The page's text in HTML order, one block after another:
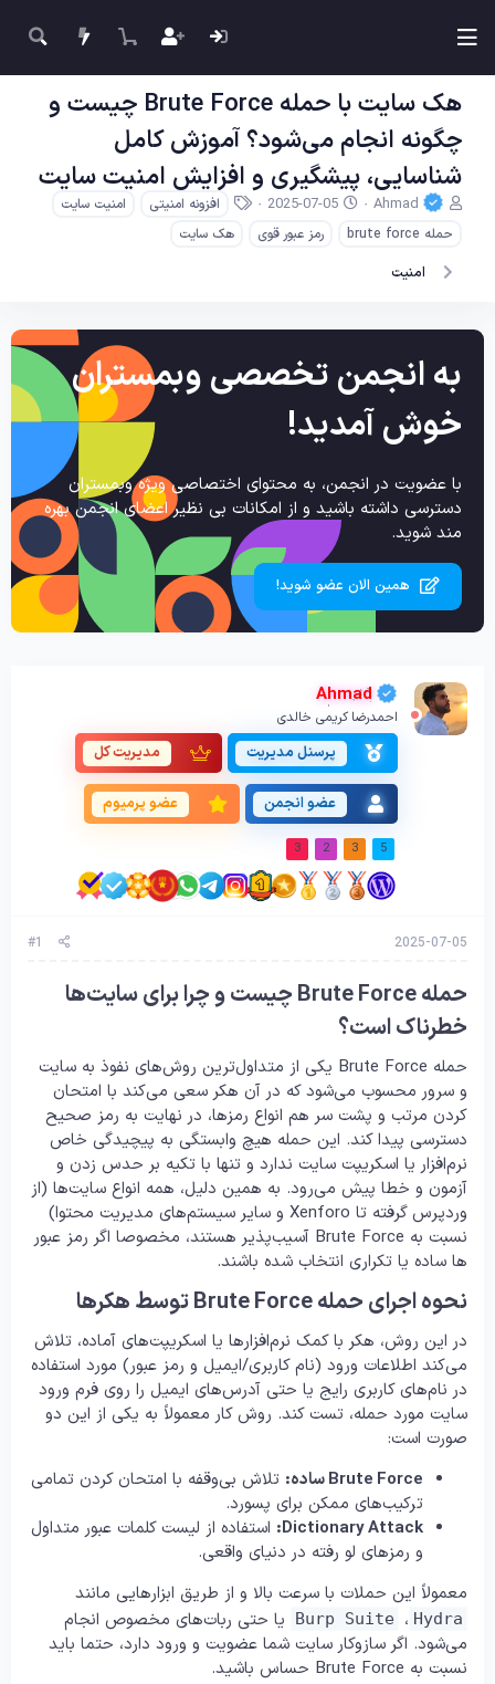
هک سایت با حمله Brute Force چیست و
چگونه انجام می‌شود؟ آموزش کامل
شناسایی، پیشگیری و افزایش امنیت سایت
ن
ی
س
ن
ه
و
ض
ع
Ahmad
ت
ر
2025-07-05
چ
ا
افزونه امنیتی
امنیت سایت
حمله brute force
رمز عبور قوی هک سایت
امنیت
به انجمن تخصصی وبمستران
خوش آمدید!
با عضویت در انجمن، به محتوای اختصاصی ویژه وبمستران
دسترسی داشته باشید و از امکانات بی نظیر اعضای انجمن بهره
مند شوید.
همین الان عضو شوید!
Ahmad
احمدرضا کریمی خالدی
پرسنل مدیریت مدیریت کل
عضو انجمن عضو پرمیوم
5
3
2
3
2025-07-05
#1
حمله Brute Force چیست و چرا برای سایت‌ها
خطرناک است؟
حمله Brute Force یکی از متداول‌ترین روش‌های نفوذ به سایت
و سرور محسوب می‌شود که در آن هکر سعی می‌کند با امتحان
کردن مرتب و پشت سر هم انواع رمزها، در نهایت به رمز صحیح
دسترسی پیدا کند. این حمله هیچ وابستگی به پیچیدگی خاص
نرم‌افزار یا اسکریپت سایت ندارد و تنها با تکیه بر حدس زدن و
آزمون و خطا پیش می‌رود. به همین دلیل، همه انواع سایت‌ها (از
وردپرس گرفته تا Xenforo و سایر سیستم‌های مدیریت محتوا)
نسبت به Brute Force آسیب‌پذیر هستند، مخصوصا اگر رمز عبور
ها ساده یا تکراری انتخاب شده باشند.
نحوه اجرای حمله Brute Force توسط هکرها
در این روش، هکر با کمک نرم‌افزارها یا اسکریپت‌های آماده، تلاش
می‌کند اطلاعات ورود (نام کاربری/ایمیل و رمز عبور) مورد استفاده
در نام‌های کاربری رایج یا حتی آدرس‌های ایمیل را روی فرم ورود
سایت مورد حمله، تست کند. روش کار معمولاً به یکی از این دو
صورت است:
Brute Force ساده:
تلاش بی‌وقفه با امتحان کردن تمامی
ترکیب‌های ممکن برای پسورد.
Dictionary Attack: استفاده از لیست کلمات عبور متداول
و رمزهای لو رفته در دنیای واقعی.
معمولاً این حملات با سرعت بالا و از طریق ابزارهایی مانند
Hydra ، Burp Suite
یا حتی ربات‌های مخصوص انجام
می‌شود. اگر سازوکار سایت شما عضویت و ورود دارد، حتما باید
نسبت به Brute Force حساس باشید.